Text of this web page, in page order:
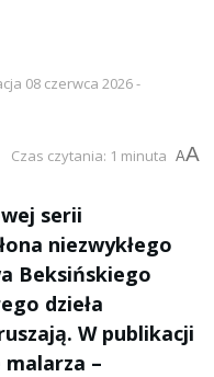
08 czerwca 2026 -
Czas czytania: 1 minuta AA
serii
niezwykłego
Beksińskiego
dzieła
W publikacji
malarza –